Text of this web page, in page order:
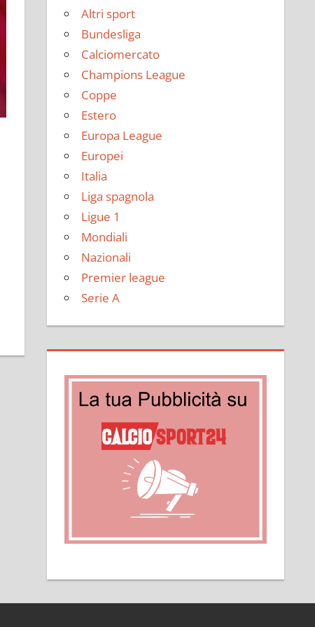
Altri sport
Bundesliga
Calciomercato
Champions League
Coppe
Estero
Europa League
Europei
Italia
Liga spagnola
Ligue 1
Mondiali
Nazionali
Premier league
Serie A